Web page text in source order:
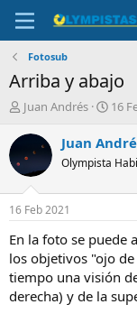
Fotosub
Arriba y abajo
I
i
c
i
a
d
o
r
e
l
t
Juan Andrés
F
c
a
i
n
c
i
o
16
Juan
Olympista
16 Feb 2021
En la foto se puede
los objetivos "ojo
tiempo una visión
derecha) y de la